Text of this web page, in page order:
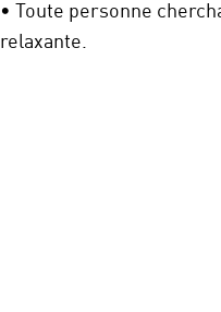
• Toute personne
relaxante.